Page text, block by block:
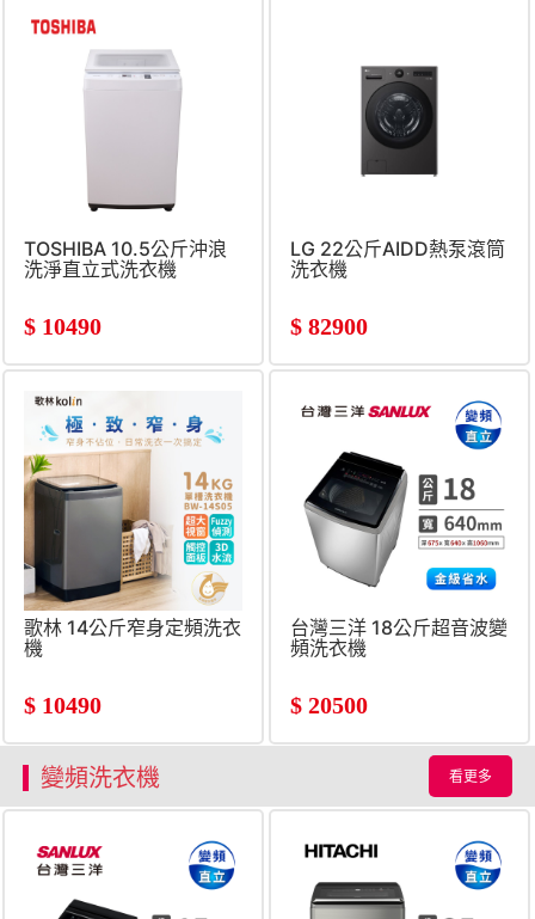
TOSHIBA 10.5公斤沖浪
洗淨直立式洗衣機
$ 10490
LG 22公斤AIDD熱泵滾筒
洗衣機
$ 82900
歌林 14公斤窄身定頻洗衣
機
$ 10490
台灣三洋 18公斤超音波變
頻洗衣機
$ 20500
變頻洗衣機 看更多